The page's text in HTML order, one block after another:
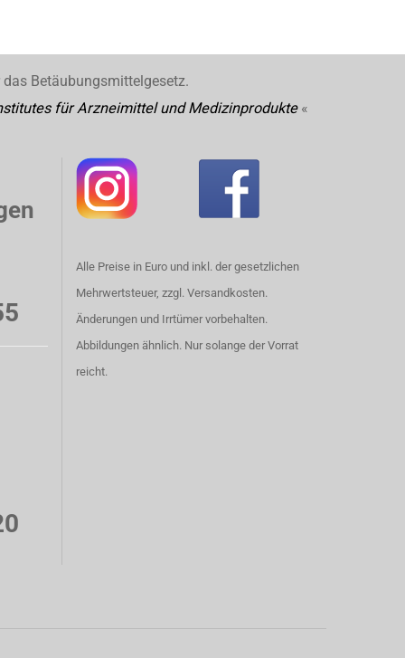
Betäubungsmittelgesetz.
für Arzneimittel und Medizinprodukte«
Alle Preise in Euro und inkl. der gesetzlichen
Mehrwertsteuer, zzgl. Versandkosten.
Änderungen und Irrtümer vorbehalten.
Abbildungen ähnlich. Nur solange der Vorrat
reicht.